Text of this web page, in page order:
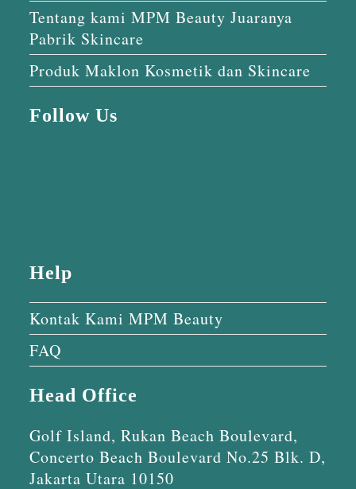
Tentang kami MPM Beauty Juaranya
Pabrik Skincare
Produk Maklon Kosmetik dan Skincare
Follow Us
Help
Kontak Kami MPM Beauty
FAQ
Head Office
Golf Island, Rukan Beach Boulevard,
Concerto Beach Boulevard No.25 Blk. D,
Jakarta Utara 10150